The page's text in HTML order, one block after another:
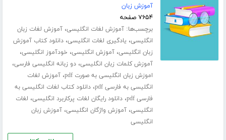
آموزش زبان
۷۶۵۴ صفحه
برچسب‌ها:آموزش لغات انگلیسی،آموزش لغات زبان
انگلیسی، یادگیری لغات انگلیسی،دانلود کتاب آموزش
زبان انگلیسی،آموزش انگلیسی، خودآموز انگلیسی،
آموزش کلمات زبان انگلیسی،دو زبانه انگلیسی فارسی،
اموزش زبان انگلیسی به صورت pdf ،آموزش لغات
انگلیسی به فارسی pdf
،دانلود کتاب لغات انگلیسی به
فارسی pdf
،دانلود رایگان لغات پرکاربرد انگلیسی، لغات
انگلیسی،آموزش واژگان انگلیسی،آموزش زبان
انگلیسی